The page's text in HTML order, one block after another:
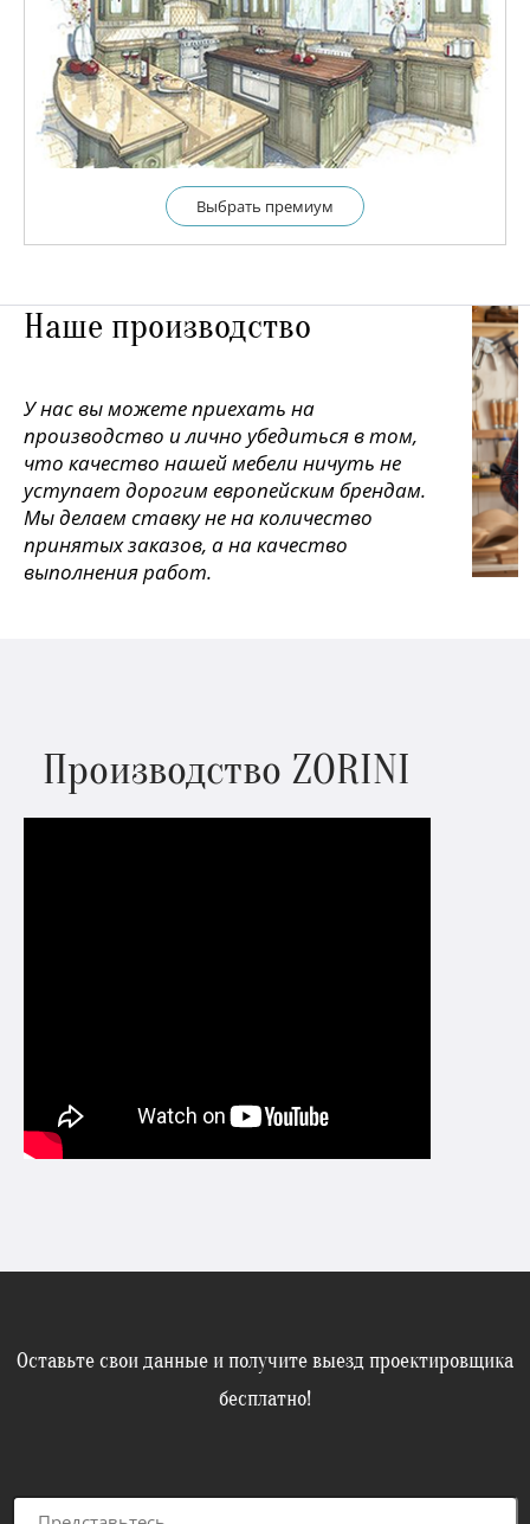
Выбрать премиум
Наше производство
У нас вы можете приехать на
производство и лично убедиться в том,
что качество нашей мебели ничуть не
уступает дорогим европейским брендам.
Мы делаем ставку не на количество
принятых заказов, а на качество
выполнения работ.
Производство ZORINI
Оставьте свои данные и получите выезд проектировщика
бесплатно!